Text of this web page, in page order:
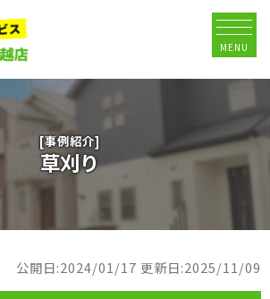
MENU
[事例紹介]
草刈り
公開日:2024/01/17 更新日:2025/11/09